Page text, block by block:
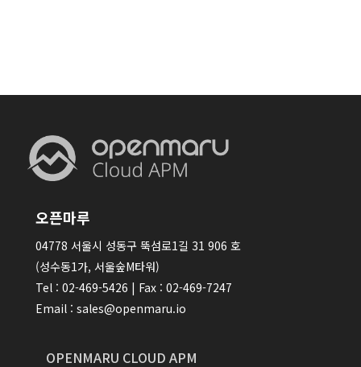
오픈마루
04778 서울시 성동구 뚝섬로1길 31 906 호
(성수동1가, 서울숲M타워)
Tel : 02-469-5426 | Fax : 02-469-7247
Email : sales@openmaru.io
OPENMARU CLOUD APM